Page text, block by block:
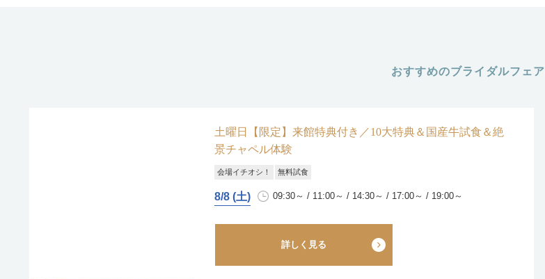
おすすめのブライダルフェア
土曜日【限定】来館特典付き／10大特典＆国産牛試食＆絶
景チャペル体験
会場イチオシ！ 無料試食
8/8 (土) 09:30～ / 11:00～ / 14:30～ / 17:00～ / 19:00～
詳しく見る